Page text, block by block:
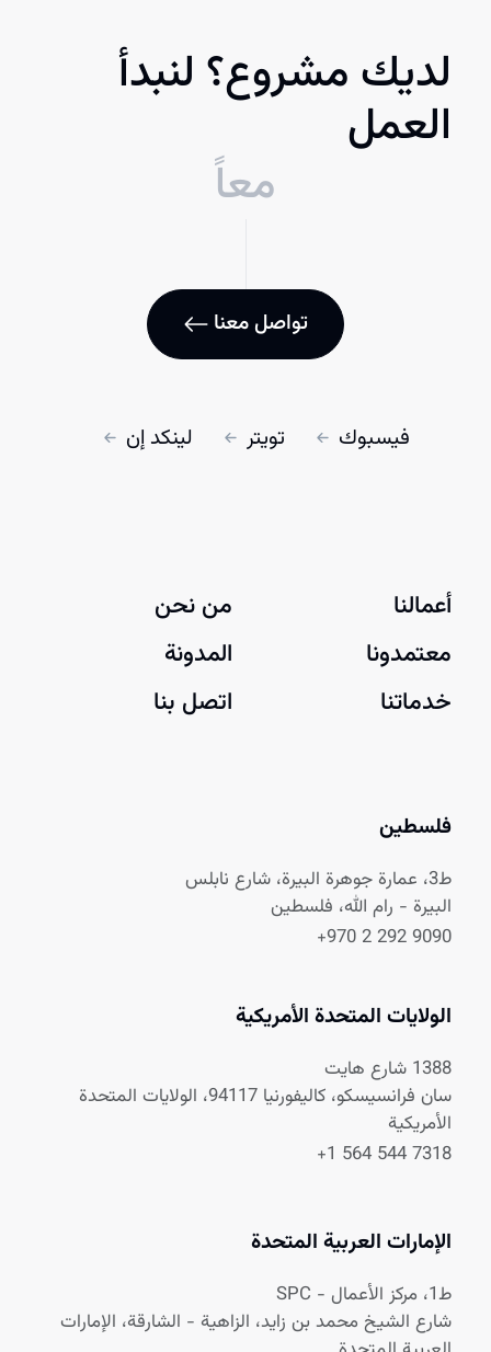
لديك مشروع؟ لنبدأ
العمل
معاً
تواصل معنا
فيسبوك تويتر لينكد إن
أعمالنا
معتمدونا
خدماتنا
من نحن
المدونة
اتصل بنا
فلسطين
ط3، عمارة جوهرة البيرة، شارع نابلس
البيرة - رام الله، فلسطين
+970 2 292 9090
الولايات المتحدة الأمريكية
1388 شارع هايت
سان فرانسيسكو، كاليفورنيا 94117، الولايات المتحدة
الأمريكية
+1 564 544 7318
الإمارات العربية المتحدة
ط1، مركز الأعمال - SPC
شارع الشيخ محمد بن زايد، الزاهية - الشارقة، الإمارات